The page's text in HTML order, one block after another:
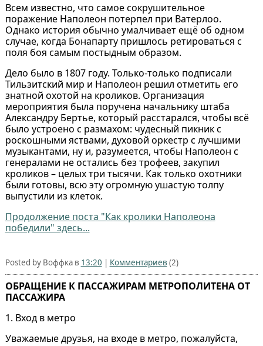
Всем известно, что самое сокрушительное
поражение Наполеон потерпел при Ватерлоо.
Однако история обычно умалчивает ещё об одном
случае, когда Бонапарту пришлось ретироваться с
поля боя самым постыдным образом.
Дело было в 1807 году. Только-только подписали
Тильзитский мир и Наполеон решил отметить его
знатной охотой на кроликов. Организация
мероприятия была поручена начальнику штаба
Александру Бертье, который расстарался, чтобы всё
было устроено с размахом: чудесный пикник с
роскошными яствами, духовой оркестр с лучшими
музыкантами, ну и, разумеется, чтобы Наполеон с
генералами не остались без трофеев, закупил
кроликов – целых три тысячи. Как только охотники
были готовы, всю эту огромную ушастую толпу
выпустили из клеток.
Продолжение поста "Как кролики Наполеона
победили" здесь...
Posted by Воффка в 13:20 | Комментариев (2)
ОБРАЩЕНИЕ К ПАССАЖИРАМ МЕТРОПОЛИТЕНА ОТ
ПАССАЖИРА
1. Вход в метро
Уважаемые друзья, на входе в метро, пожалуйста,